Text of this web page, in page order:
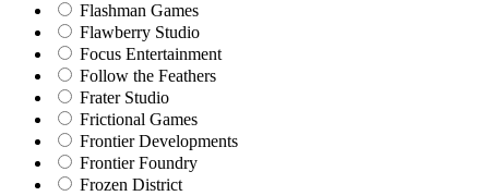
Flashman Games
Flawberry Studio
Focus Entertainment
Follow the Feathers
Frater Studio
Frictional Games
Frontier Developments
Frontier Foundry
Frozen District